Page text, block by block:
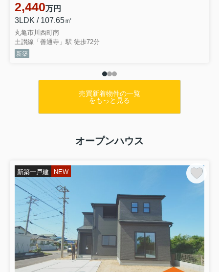
2,440万円
3LDK / 107.65㎡
丸亀市川西町南
土讃線「善通寺」駅 徒歩72分
新築
売買新着物件の一覧
をもっと見る
オープンハウス
新築一戸建 NEW